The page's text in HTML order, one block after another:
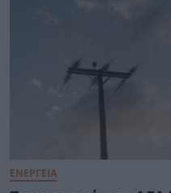
ΕΝΕΡΓΕΙΑ